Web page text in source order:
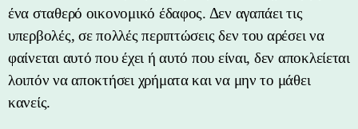
ένα σταθερό οικονομικό έδαφος. Δεν αγαπάει τις
υπερβολές, σε πολλές περιπτώσεις δεν του αρέσει να
φαίνεται αυτό που έχει ή αυτό που είναι, δεν αποκλείεται
λοιπόν να αποκτήσει χρήματα και να μην το μάθει
κανείς.